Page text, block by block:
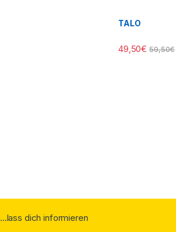
TALO
49,50€ 59,50€
...lass dich informieren